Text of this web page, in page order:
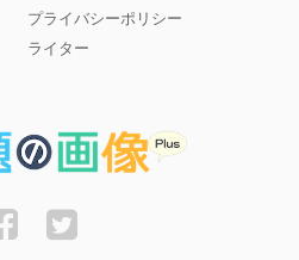
プライバシーポリシー
ライター